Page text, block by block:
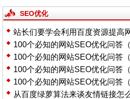
SEO优化
站长们要学会利用百度资源提高
100个必知的网站SEO优化问答（
100个必知的网站SEO优化问答（
100个必知的网站SEO优化问答（
100个必知的网站SEO优化问答（
从百度绿萝算法来谈友情链接怎